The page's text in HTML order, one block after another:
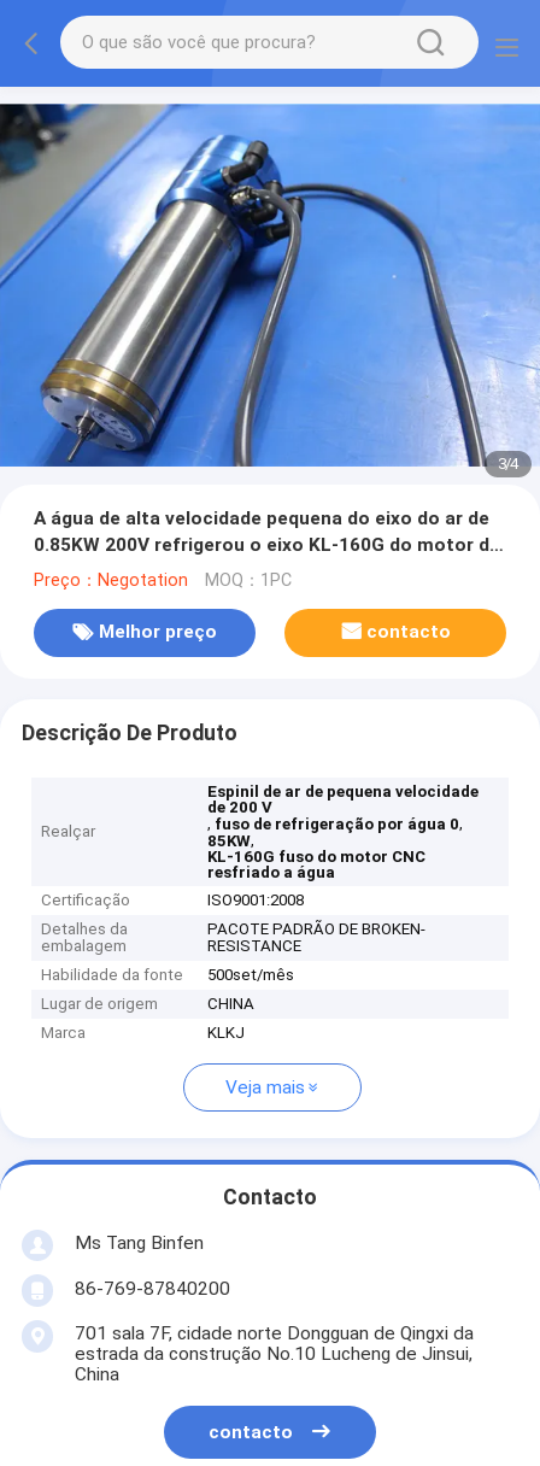
3/4
A água de alta velocidade pequena do eixo do ar de
0.85KW 200V refrigerou o eixo KL-160G do motor do
CNC
Preço：Negotation MOQ：1PC
Melhor preço contacto
Descrição De Produto
Realçar
Espinil de ar de pequena velocidade
de 200 V
, fuso de refrigeração por água 0,
85KW,
KL-160G fuso do motor CNC
resfriado a água
Certificação
ISO9001:2008
Detalhes da
embalagem
PACOTE PADRÃO DE BROKEN-
RESISTANCE
Habilidade da fonte
500set/mês
Lugar de origem
CHINA
Marca
KLKJ
Veja mais
Contacto
Ms Tang Binfen
86-769-87840200
701 sala 7F, cidade norte Dongguan de Qingxi da
estrada da construção No.10 Lucheng de Jinsui,
China
contacto